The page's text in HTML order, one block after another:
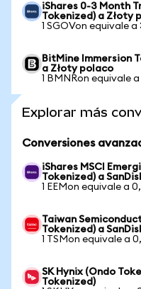
iShares 0-3 Month
Tokenized) a Złoty
1 SGOVon equivale a
BitMine Immersion
a Złoty polaco
1 BMNRon equivale a
Explorar más
Conversiones
iShares MSCI
Tokenized) a
1 EEMon equivale a
Taiwan
Tokenized) a
1 TSMon equivale a
SK Hynix (Ondo
Tokenized)